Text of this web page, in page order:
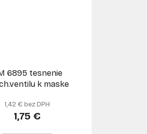
6895 tesnenie
k maske
1,42 € bez DPH
1,75 €